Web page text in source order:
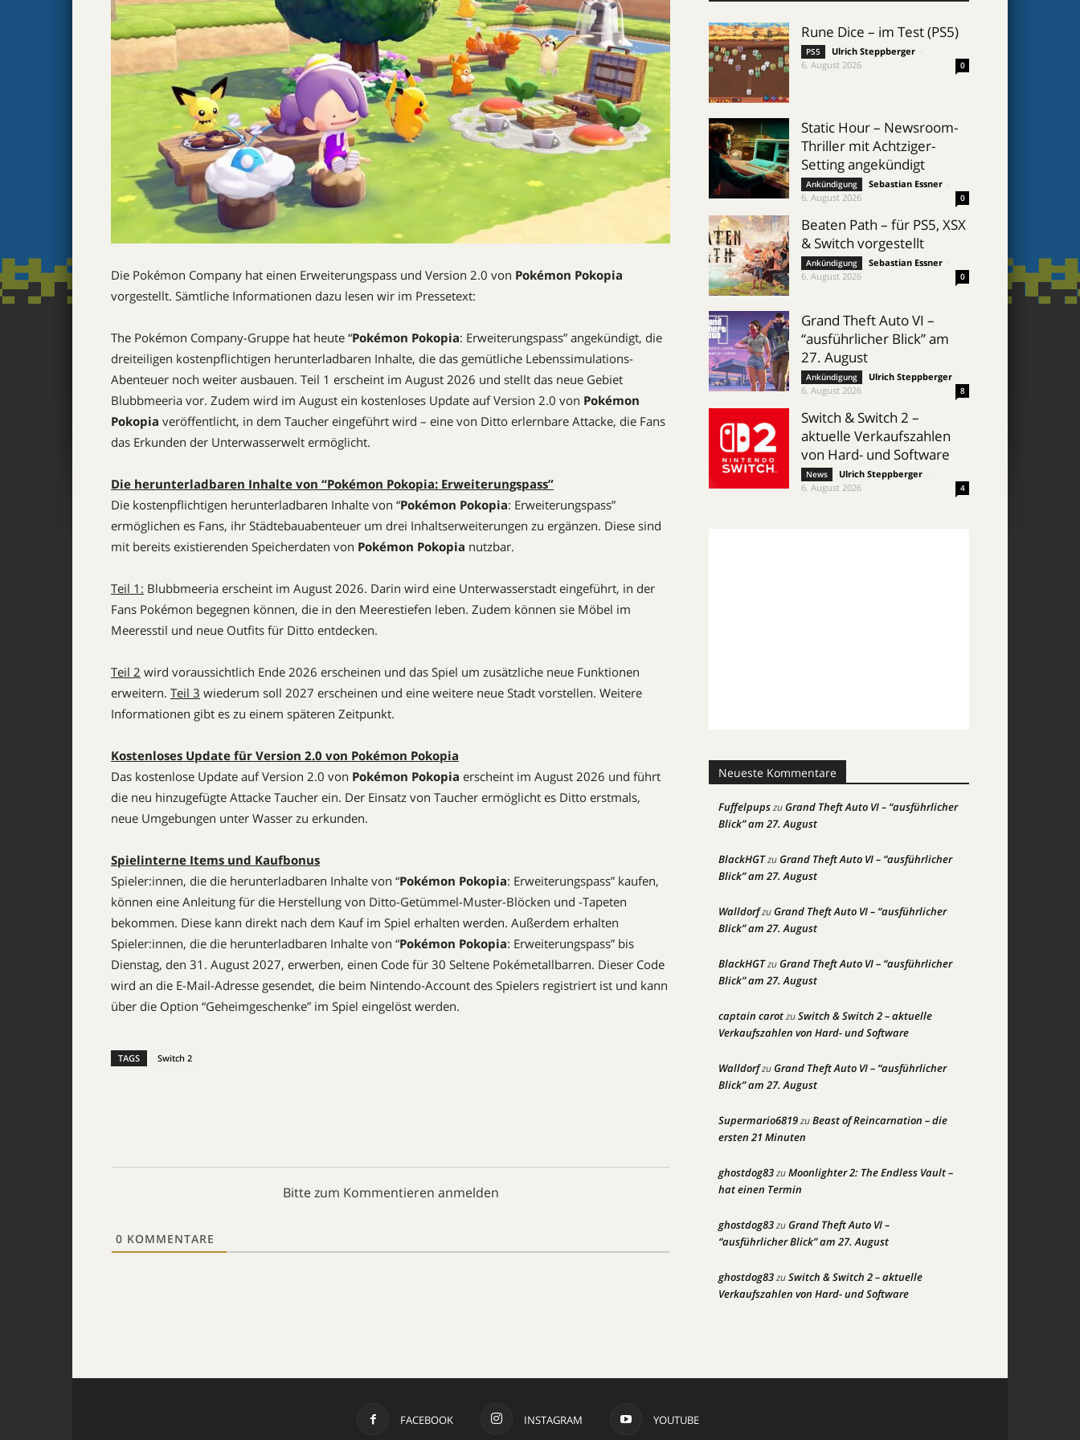
Die Pokémon Company hat einen Erweiterungspass und Version 2.0 von Pokémon Pokopia
vorgestellt. Sämtliche Informationen dazu lesen wir im Pressetext:
The Pokémon Company-Gruppe hat heute “Pokémon Pokopia: Erweiterungspass” angekündigt, die
dreiteiligen kostenpflichtigen herunterladbaren Inhalte, die das gemütliche Lebenssimulations-
Abenteuer noch weiter ausbauen. Teil 1 erscheint im August 2026 und stellt das neue Gebiet
Blubbmeeria vor. Zudem wird im August ein kostenloses Update auf Version 2.0 von Pokémon
Pokopia veröffentlicht, in dem Taucher eingeführt wird – eine von Ditto erlernbare Attacke, die Fans
das Erkunden der Unterwasserwelt ermöglicht.
Die herunterladbaren Inhalte von “Pokémon Pokopia: Erweiterungspass”
Die kostenpflichtigen herunterladbaren Inhalte von “Pokémon Pokopia: Erweiterungspass”
ermöglichen es Fans, ihr Städtebauabenteuer um drei Inhaltserweiterungen zu ergänzen. Diese sind
mit bereits existierenden Speicherdaten von Pokémon Pokopia nutzbar.
Teil 1: Blubbmeeria erscheint im August 2026. Darin wird eine Unterwasserstadt eingeführt, in der
Fans Pokémon begegnen können, die in den Meerestiefen leben. Zudem können sie Möbel im
Meeresstil und neue Outfits für Ditto entdecken.
Teil 2 wird voraussichtlich Ende 2026 erscheinen und das Spiel um zusätzliche neue Funktionen
erweitern. Teil 3 wiederum soll 2027 erscheinen und eine weitere neue Stadt vorstellen. Weitere
Informationen gibt es zu einem späteren Zeitpunkt.
Kostenloses Update für Version 2.0 von Pokémon Pokopia
Das kostenlose Update auf Version 2.0 von Pokémon Pokopia erscheint im August 2026 und führt
die neu hinzugefügte Attacke Taucher ein. Der Einsatz von Taucher ermöglicht es Ditto erstmals,
neue Umgebungen unter Wasser zu erkunden.
Spielinterne Items und Kaufbonus
Spieler:innen, die die herunterladbaren Inhalte von “Pokémon Pokopia: Erweiterungspass” kaufen,
können eine Anleitung für die Herstellung von Ditto-Getümmel-Muster-Blöcken und -Tapeten
bekommen. Diese kann direkt nach dem Kauf im Spiel erhalten werden. Außerdem erhalten
Spieler:innen, die die herunterladbaren Inhalte von “Pokémon Pokopia: Erweiterungspass” bis
Dienstag, den 31. August 2027, erwerben, einen Code für 30 Seltene Pokémetallbarren. Dieser Code
wird an die E-Mail-Adresse gesendet, die beim Nintendo-Account des Spielers registriert ist und kann
über die Option “Geheimgeschenke” im Spiel eingelöst werden.
TAGS Switch 2
Bitte zum Kommentieren anmelden
0 KOMMENTARE
Rune Dice – im Test (PS5)
PS5 Ulrich Steppberger
6. August 2026
0
Static Hour – Newsroom-
Thriller mit Achtziger-
Setting angekündigt
Ankündigung Sebastian Essner
6. August 2026
0
Beaten Path – für PS5, XSX
& Switch vorgestellt
Ankündigung Sebastian Essner
6. August 2026
0
Grand Theft Auto VI –
“ausführlicher Blick” am
27. August
Ankündigung Ulrich Steppberger
6. August 2026
8
Switch & Switch 2 –
aktuelle Verkaufszahlen
von Hard- und Software
News Ulrich Steppberger
6. August 2026
4
Neueste Kommentare
FuffelpupszuGrand Theft Auto VI – “ausführlicher
Blick” am 27. August
BlackHGTzuGrand Theft Auto VI – “ausführlicher
Blick” am 27. August
WalldorfzuGrand Theft Auto VI – “ausführlicher
Blick” am 27. August
BlackHGTzuGrand Theft Auto VI – “ausführlicher
Blick” am 27. August
captain carotzuSwitch & Switch 2 – aktuelle
Verkaufszahlen von Hard- und Software
WalldorfzuGrand Theft Auto VI – “ausführlicher
Blick” am 27. August
Supermario6819zuBeast of Reincarnation – die
ersten 21 Minuten
ghostdog83zuMoonlighter 2: The Endless Vault –
hat einen Termin
ghostdog83zuGrand Theft Auto VI –
“ausführlicher Blick” am 27. August
ghostdog83zuSwitch & Switch 2 – aktuelle
Verkaufszahlen von Hard- und Software
FACEBOOK INSTAGRAM YOUTUBE